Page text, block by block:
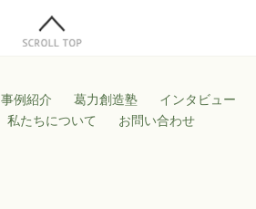
事例紹介 葛力創造塾
インタビュー
私たちについて お問い合わせ